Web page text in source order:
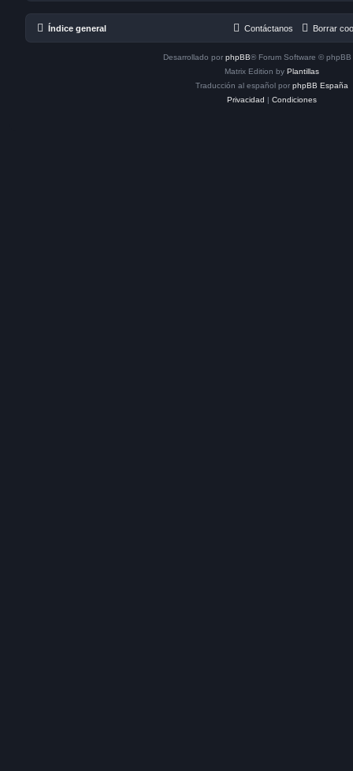
Índice general Borrar
Contáctanos
Desarrollado por phpBB® Forum Software © phpBB
Matrix Edition by Plantillas
Traducción al español por phpBB España
Privacidad | Condiciones